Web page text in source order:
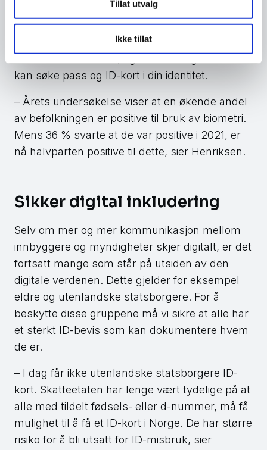
Tillat utvalg
Ikke tillat
knytter deg til ditt ID-nummer. Da gjenbrukes
biometriske data som ansiktsfoto fra et ID-
bevis som utstedes fra politiet. Slik får man
kan søke pass og ID-kort i din identitet.
– Årets undersøkelse viser at en økende andel
av befolkningen er positive til bruk av biometri.
Mens 36 % svarte at de var positive i 2021, er
nå halvparten positive til dette, sier Henriksen.
Sikker digital inkludering
Selv om mer og mer kommunikasjon mellom
innbyggere og myndigheter skjer digitalt, er det
fortsatt mange som står på utsiden av den
digitale verdenen. Dette gjelder for eksempel
eldre og utenlandske statsborgere. For å
beskytte disse gruppene må vi sikre at alle har
et sterkt ID-bevis som kan dokumentere hvem
de er.
– I dag får ikke utenlandske statsborgere ID-
kort. Skatteetaten har lenge vært tydelige på at
alle med tildelt fødsels- eller d-nummer, må få
mulighet til å få et ID-kort i Norge. De har større
risiko for å bli utsatt for ID-misbruk, sier